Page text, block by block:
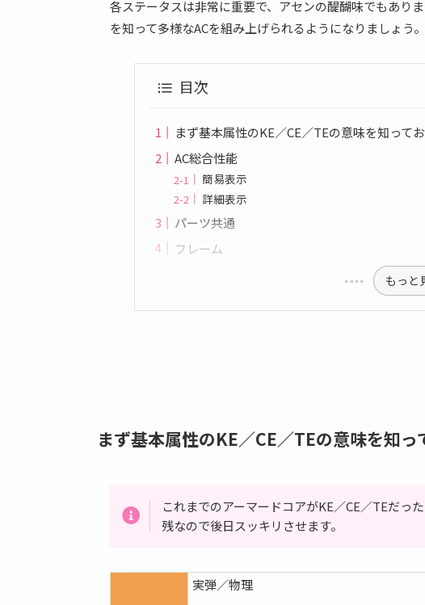
各ステータスは非常に重要で、アセンの醍醐味でもあり
を知って多様なACを組み上げられるようになりましょう。
目次
まず基本属性のKE／CE／TEの意味を知って
AC総合性能
簡易表示
詳細表示
パーツ共通
フレーム
もっと
まず基本属性のKE／CE／TEの意味を知っ
これまでのアーマードコアがKE／CE／TEだっ
残なので後日スッキリさせます。
実弾／物理